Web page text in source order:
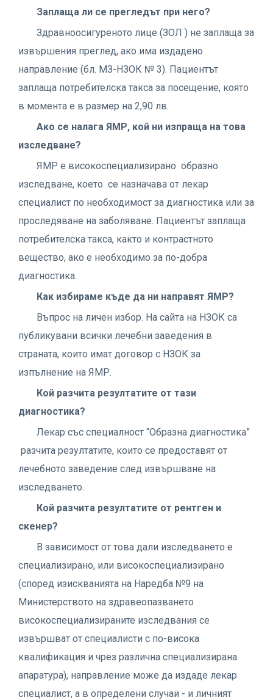
Заплаща ли се прегледът при него?
Здравноосигуреното лице (ЗОЛ ) не заплаща за
извършения преглед, ако има издадено
направление (бл. МЗ-НЗОК № 3). Пациентът
заплаща потребителска такса за посещение, която
в момента е в размер на 2,90 лв.
Ако се налага ЯМР, кой ни изпраща на това
изследване?
ЯМР е високоспециализирано образно
изследване, което се назначава от лекар
специалист по необходимост за диагностика или за
проследяване на заболяване. Пациентът заплаща
потребителска такса, както и контрастното
вещество, ако е необходимо за по-добра
диагностика.
Как избираме къде да ни направят ЯМР?
Въпрос на личен избор. На сайта на НЗОК са
публикувани всички лечебни заведения в
страната, които имат договор с НЗОК за
изпълнение на ЯМР.
Кой разчита резултатите от тази
диагностика?
Лекар със специалност “Образна диагностика”
разчита резултатите, които се предоставят от
лечебното заведение след извършване на
изследването.
Кой разчита резултатите от рентген и
скенер?
В зависимост от това дали изследването е
специализирано, или високоспециализирано
(според изискванията на Наредба №9 на
Министерството на здравеопазването
високоспециализираните изследвания се
извършват от специалисти с по-висока
квалификация и чрез различна специализирана
апаратура), направление може да издаде лекар
специалист, а в определени случаи - и личният